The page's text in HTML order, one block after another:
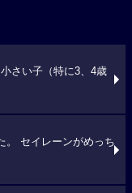
さい子（特に3、4歳
。 セイレーンがめっち